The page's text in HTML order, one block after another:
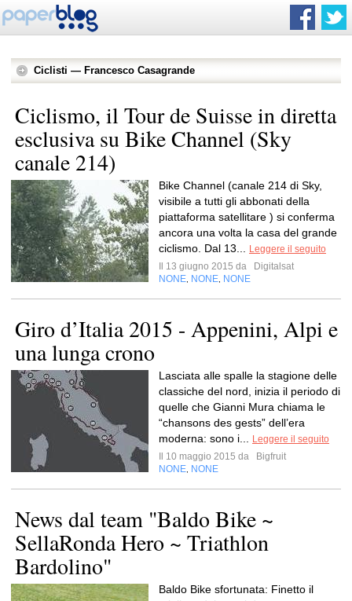
Ciclisti — Francesco Casagrande
Ciclismo, il Tour de Suisse in diretta
esclusiva su Bike Channel (Sky
canale 214)
Bike Channel (canale 214 di Sky,
visibile a tutti gli abbonati della
piattaforma satellitare ) si conferma
ancora una volta la casa del grande
ciclismo. Dal 13...
Leggere il seguito
Il 13 giugno 2015 da
Digitalsat
NONE NONE NONE
Giro d’Italia 2015 - Appenini, Alpi e
una lunga crono
Lasciata alle spalle la stagione delle
classiche del nord, inizia il periodo di
quelle che Gianni Mura chiama le
“chansons des gests” dell’era
moderna: sono i...
Leggere il seguito
Il 10 maggio 2015 da
Bigfruit
NONE NONE
News dal team "Baldo Bike ~
SellaRonda Hero ~ Triathlon
Bardolino"
Baldo Bike sfortunata: Finetto il